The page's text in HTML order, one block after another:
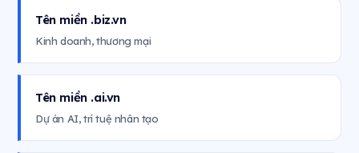
Tên miền .biz.vn
Kinh doanh, thương mại
Tên miền .ai.vn
Dự án AI, trí tuệ nhân tạo